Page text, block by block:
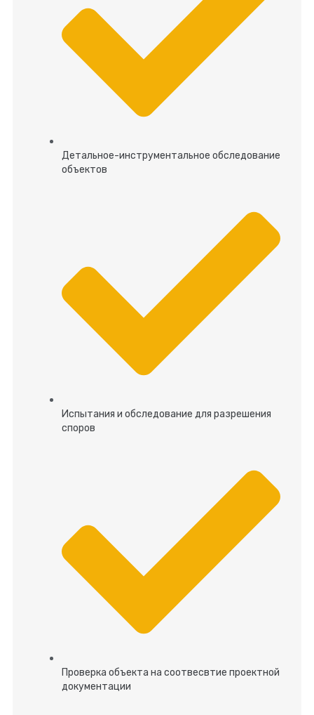
Детальное-инструментальное обследование
объектов
Испытания и обследование для разрешения
споров
Проверка объекта на соотвесвтие проектной
документации